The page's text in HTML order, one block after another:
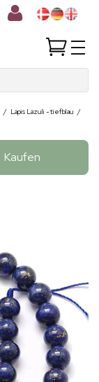
/ Lapis Lazuli - tiefblau /
Kaufen